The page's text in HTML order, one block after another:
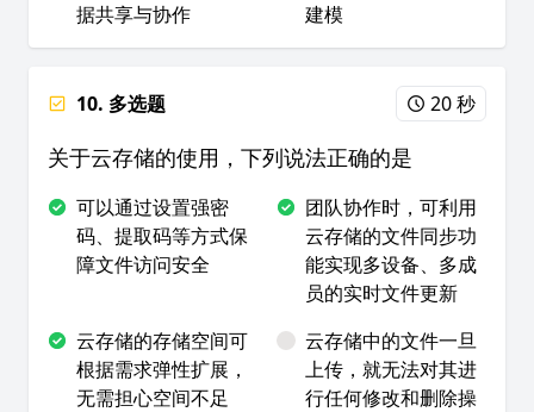
据共享与协作
建模
10. 多选题 20 秒
关于云存储的使用，下列说法正确的是
可以通过设置强密
码、提取码等方式保
障文件访问安全
团队协作时，可利用
云存储的文件同步功
能实现多设备、多成
员的实时文件更新
云存储的存储空间可
根据需求弹性扩展，
无需担心空间不足
云存储中的文件一旦
上传，就无法对其进
行任何修改和删除操